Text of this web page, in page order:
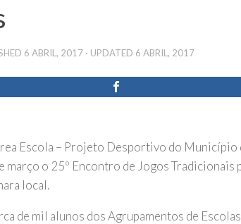
6 ABRIL, 2017 · UPDATED 6 ABRIL, 2017
Escola – Projeto Desportivo do Município
março o 25º Encontro de Jogos Tradicionais
local.
de mil alunos dos Agrupamentos de